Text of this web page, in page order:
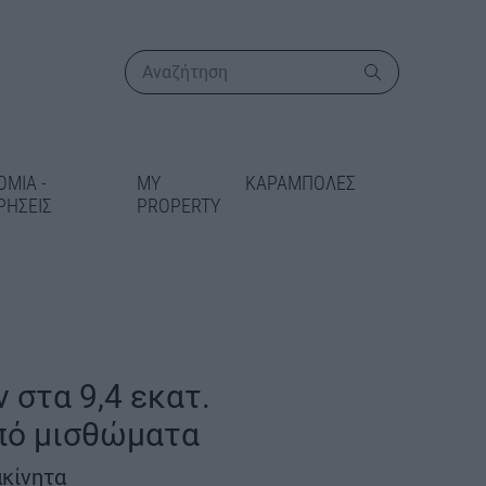
-
MY
PROPERTY
ΚΑΡΑΜΠΟΛΕΣ
η
αδειοδότηση
στα 9,4 εκατ.
μισθώματα